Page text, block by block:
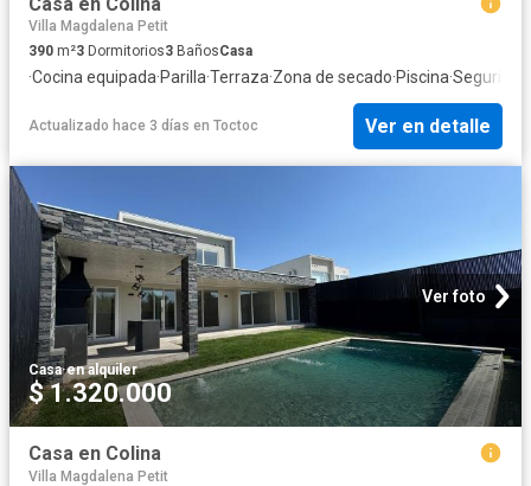
Villa Magdalena Petit
390 m²3 Dormitorios3 BañosCasa
·Cocina equipada·Parilla·Terraza·Zona de secado·Piscina·Seguridad
Actualizado hace 3 días en Toctoc Ver en detalle
Ver foto
Casa·en alquiler
$ 1.320.000
Casa en Colina
Villa Magdalena Petit